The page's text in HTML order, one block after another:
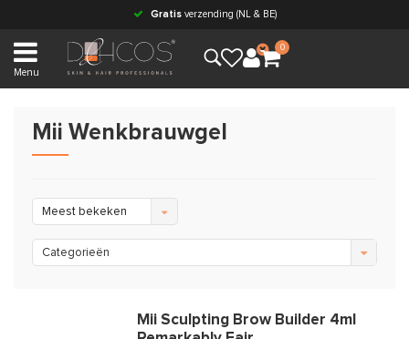
Gratisverzending (NL & BE)
Menu
0
Mii Wenkbrauwgel
Meest bekeken
Categorieën
Mii Sculpting Brow Builder 4ml